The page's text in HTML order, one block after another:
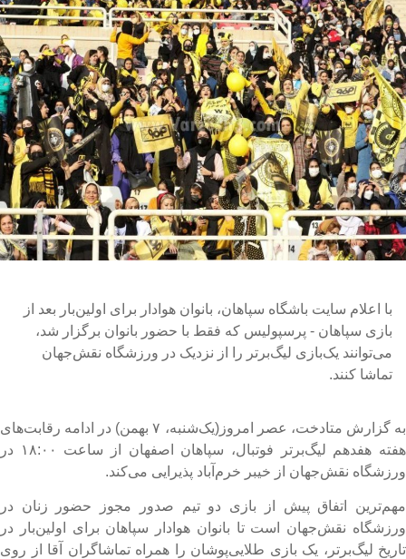
با اعلام سایت باشگاه سپاهان، بانوان هوادار برای اولین‌بار بعد از
بازی سپاهان - پرسپولیس که فقط با حضور بانوان برگزار شد،
می‌توانند یک‌بازی لیگ‌برتر را از نزدیک در ورزشگاه نقش‌جهان
تماشا کنند.
به گزارش متادخت، عصر امروز(یک‌شنبه، ۷ بهمن) در ادامه رقابت‌های
هفته هفدهم لیگ‌برتر فوتبال، سپاهان اصفهان از ساعت ۱۸:۰۰ در
نقش‌جهان از خیبر خرم‌آباد پذیرایی می‌کند.
اتفاق پیش از بازی دو تیم صدور مجوز حضور زنان در
نقش‌جهان است تا بانوان هوادار سپاهان برای اولین‌بار در
لیگ‌برتر، یک‌ بازی طلایی‌پوشان را همراه تماشاگران آقا از روی